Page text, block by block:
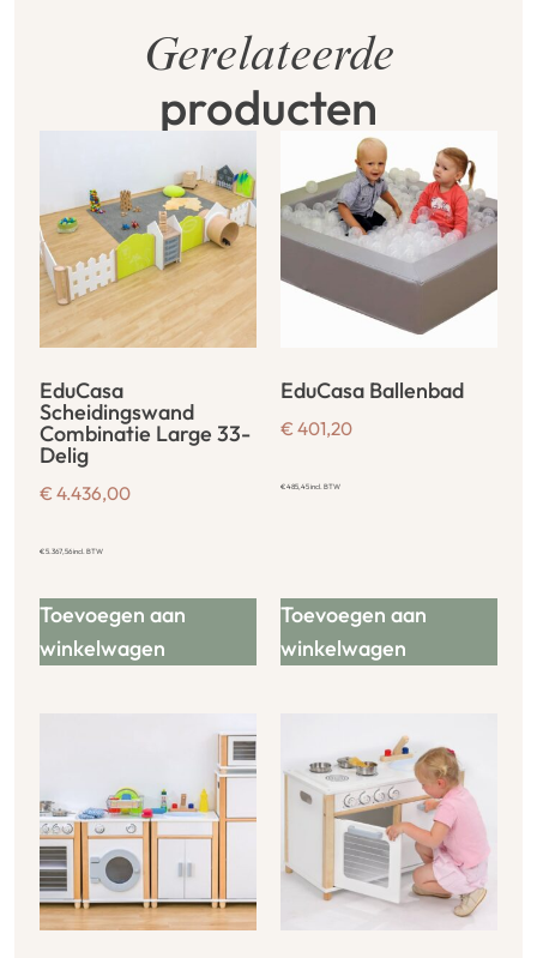
Gerelateerde
producten
EduCasa
Scheidingswand
Combinatie Large 33-
Delig
€ 4.436,00
€5.367,56incl. BTW
Toevoegen aan
winkelwagen
EduCasa Ballenbad
€ 401,20
€485,45incl. BTW
Toevoegen aan
winkelwagen